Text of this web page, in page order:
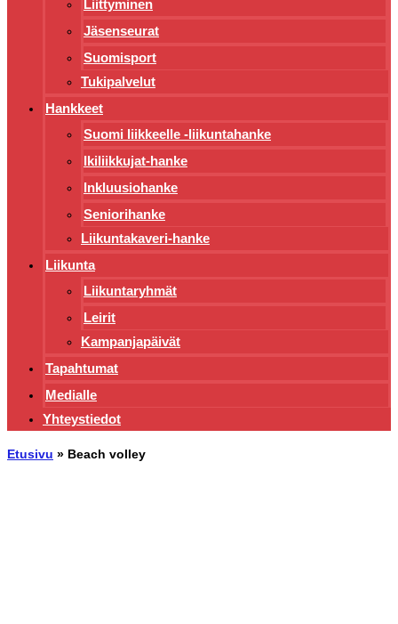
Liittyminen
Jäsenseurat
Suomisport
Tukipalvelut
Hankkeet
Suomi liikkeelle -liikuntahanke
Ikiliikkujat-hanke
Inkluusiohanke
Seniorihanke
Liikuntakaveri-hanke
Liikunta
Liikuntaryhmät
Leirit
Kampanjapäivät
Tapahtumat
Medialle
Yhteystiedot
Etusivu » Beach volley